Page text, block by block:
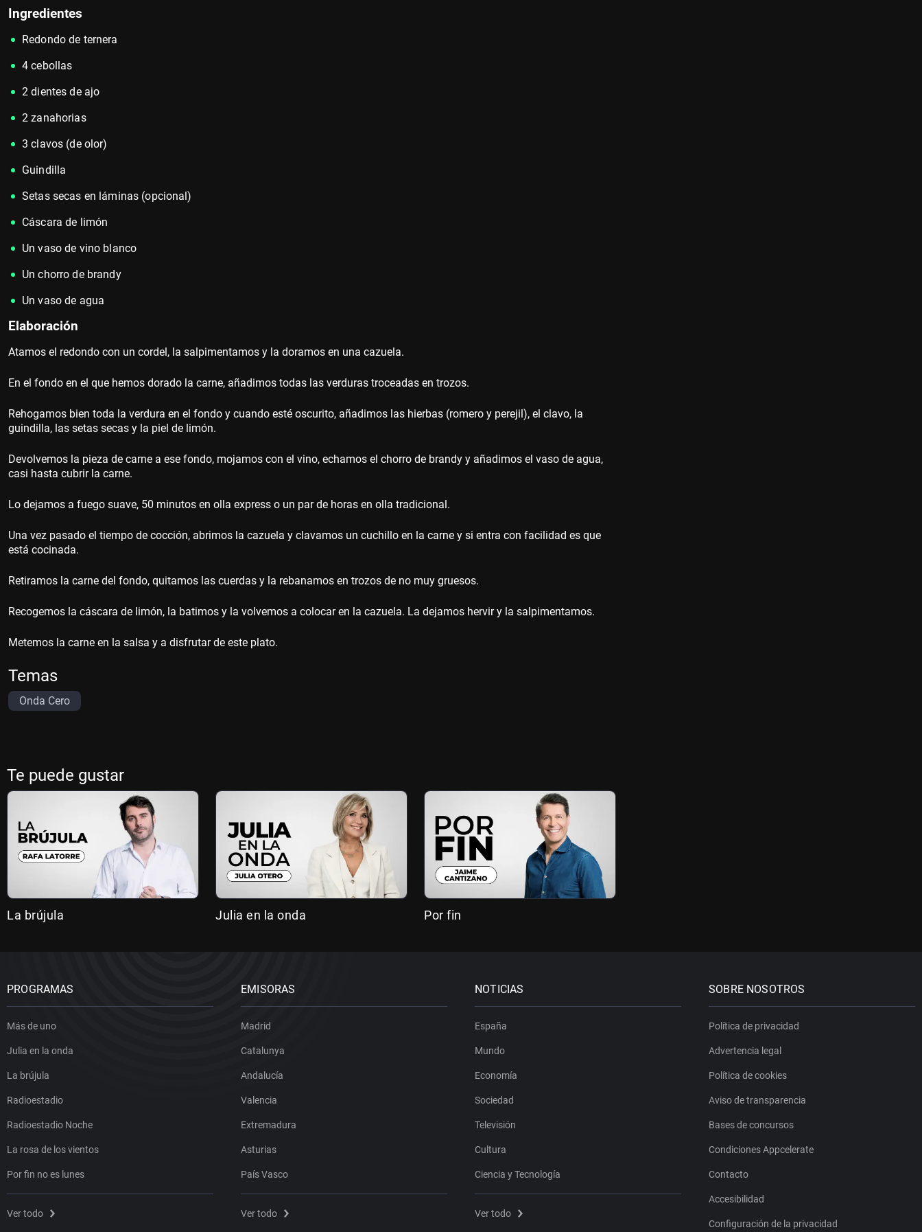
Ingredientes
Redondo de ternera
4 cebollas
2 dientes de ajo
2 zanahorias
3 clavos (de olor)
Guindilla
Setas secas en láminas (opcional)
Cáscara de limón
Un vaso de vino blanco
Un chorro de brandy
Un vaso de agua
Elaboración
Atamos el redondo con un cordel, la salpimentamos y la doramos en una cazuela.
En el fondo en el que hemos dorado la carne, añadimos todas las verduras troceadas en trozos.
Rehogamos bien toda la verdura en el fondo y cuando esté oscurito, añadimos las hierbas (romero y perejil), el clavo, la
guindilla, las setas secas y la piel de limón.
Devolvemos la pieza de carne a ese fondo, mojamos con el vino, echamos el chorro de brandy y añadimos el vaso de agua,
casi hasta cubrir la carne.
Lo dejamos a fuego suave, 50 minutos en olla express o un par de horas en olla tradicional.
Una vez pasado el tiempo de cocción, abrimos la cazuela y clavamos un cuchillo en la carne y si entra con facilidad es que
está cocinada.
Retiramos la carne del fondo, quitamos las cuerdas y la rebanamos en trozos de no muy gruesos.
Recogemos la cáscara de limón, la batimos y la volvemos a colocar en la cazuela. La dejamos hervir y la salpimentamos.
Metemos la carne en la salsa y a disfrutar de este plato.
Temas
Onda Cero
Te puede gustar
La brújula Julia en la onda Por fin
PROGRAMAS
Más de uno
Julia en la onda
La brújula
Radioestadio
Radioestadio Noche
La rosa de los vientos
Por fin no es lunes
Ver todo
EMISORAS
Madrid
Catalunya
Andalucía
Valencia
Extremadura
Asturias
País Vasco
Ver todo
NOTICIAS
España
Mundo
Economía
Sociedad
Televisión
Cultura
Ciencia y Tecnología
Ver todo
SOBRE NOSOTROS
Política de privacidad
Advertencia legal
Política de cookies
Aviso de transparencia
Bases de concursos
Condiciones Appcelerate
Contacto
Accesibilidad
Configuración de la privacidad